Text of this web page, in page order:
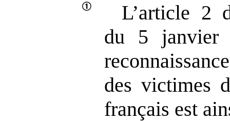
L’article 2
du 5 janvier
des victimes
français est